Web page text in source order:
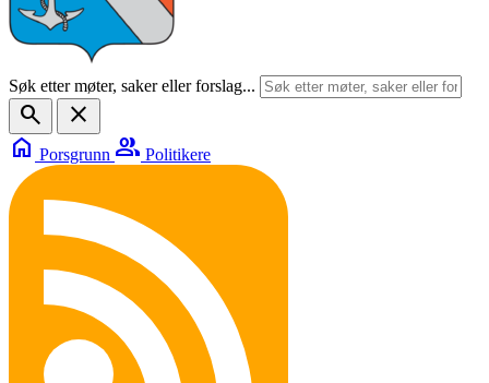
Søk etter møter, saker eller forslag...
search
close
home Porsgrunn group Politikere